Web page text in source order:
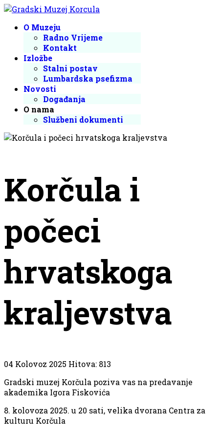
O Muzeju
Radno Vrijeme
Kontakt
Izložbe
Stalni postav
Lumbardska psefizma
Novosti
Događanja
O nama
Službeni dokumenti
Korčula i
počeci
hrvatskoga
kraljevstva
04 Kolovoz 2025 Hitova: 813
Gradski muzej Korčula poziva vas na predavanje
akademika Igora Fiskovića
8. kolovoza 2025. u 20 sati, velika dvorana Centra za
kulturu Korčula